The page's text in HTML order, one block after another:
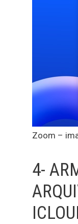
Zoom –
4-